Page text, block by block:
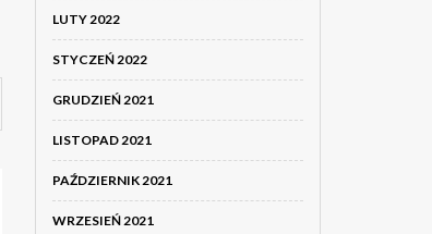
LUTY 2022
STYCZEŃ 2022
GRUDZIEŃ 2021
LISTOPAD 2021
PAŹDZIERNIK 2021
WRZESIEŃ 2021